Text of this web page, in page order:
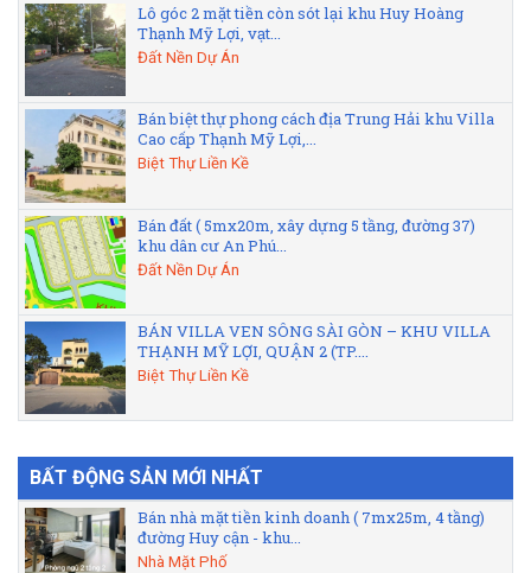
Lô góc 2 mặt tiền còn sót lại khu Huy Hoàng
Thạnh Mỹ Lợi, vạt...
Đất Nền Dự Án
Bán biệt thự phong cách địa Trung Hải khu Villa
Cao cấp Thạnh Mỹ Lợi,...
Biệt Thự Liền Kề
Bán đất ( 5mx20m, xây dựng 5 tầng, đường 37)
khu dân cư An Phú...
Đất Nền Dự Án
BÁN VILLA VEN SÔNG SÀI GÒN – KHU VILLA
THẠNH MỸ LỢI, QUẬN 2 (TP....
Biệt Thự Liền Kề
BẤT ĐỘNG SẢN MỚI NHẤT
Bán nhà mặt tiền kinh doanh ( 7mx25m, 4 tầng)
đường Huy cận - khu...
Nhà Mặt Phố